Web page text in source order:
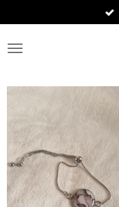
direct
naar
de